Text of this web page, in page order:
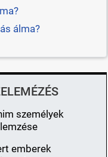
álma?
személyek
emberek